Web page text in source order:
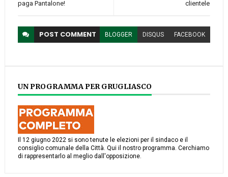
clientele
paga Pantalone!
POST COMMENT BLOGGER DISQUS FACEBOOK
UN PROGRAMMA PER GRUGLIASCO
Il 12 giugno 2022 si sono tenute le elezioni per il sindaco e il
consiglio comunale della Città. Qui il nostro programma. Cerchiamo
di rappresentarlo al meglio dall'opposizione.